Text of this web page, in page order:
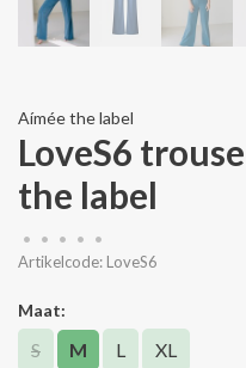
Aímée the label
LoveS6
the label
• • • •
•
Artikelcode: LoveS6
Maat:
S M L XL